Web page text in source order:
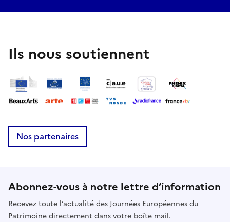
Ils nous soutiennent
Nos partenaires
Abonnez-vous à notre lettre d’information
Recevez toute l’actualité des Journées Européennes du
Patrimoine directement dans votre boîte mail.